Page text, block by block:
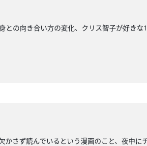
の向き合い方の変化、クリス智子が好き
さず読んでいるという漫画のこと、夜中に